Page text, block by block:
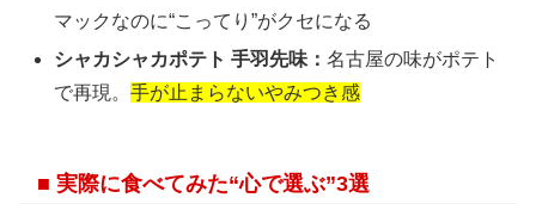
マックなのに“こってり”がクセになる
シャカシャカポテト 手羽先味：名古屋の味がポテト
で再現。手が止まらないやみつき感
■ 実際に食べてみた“心で選ぶ”3選